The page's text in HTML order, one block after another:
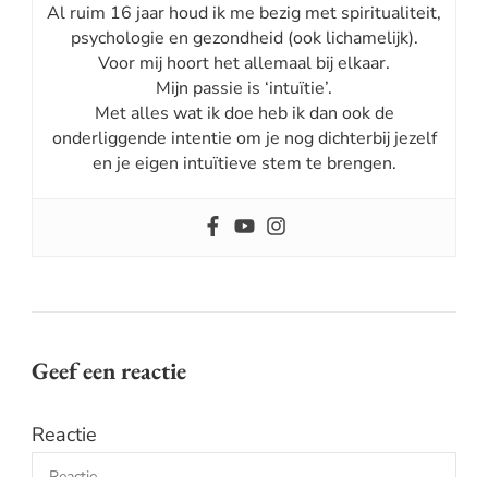
Al ruim 16 jaar houd ik me bezig met spiritualiteit,
psychologie en gezondheid (ook lichamelijk).
Voor mij hoort het allemaal bij elkaar.
Mijn passie is ‘intuïtie’.
Met alles wat ik doe heb ik dan ook de
onderliggende intentie om je nog dichterbij jezelf
en je eigen intuïtieve stem te brengen.
Geef een reactie
Reactie